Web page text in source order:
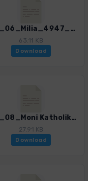
Kre_06_Milia_4947_3.gpx
63.11 KB
Download
Kre_08_Moni Katholiko_4947_3.gpx
27.91 KB
Download